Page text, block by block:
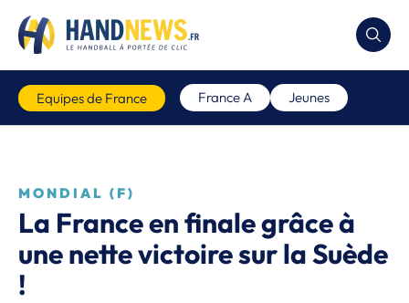
Equipes de France France A Jeunes
MONDIAL (F)
La France en finale grâce à
une nette victoire sur la Suède
!